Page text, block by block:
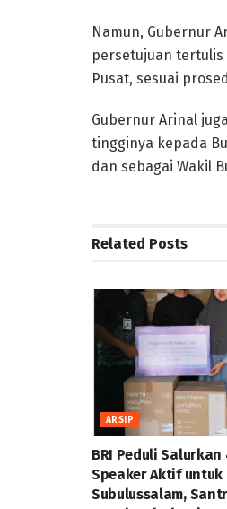
Namun, Gubernur
persetujuan tertulis
Pusat, sesuai
Gubernur Arinal
tingginya kepada
dan sebagai Wakil
Related Posts
ARSIP
BRI Peduli Salurkan
Speaker Aktif untuk
Subulussalam,